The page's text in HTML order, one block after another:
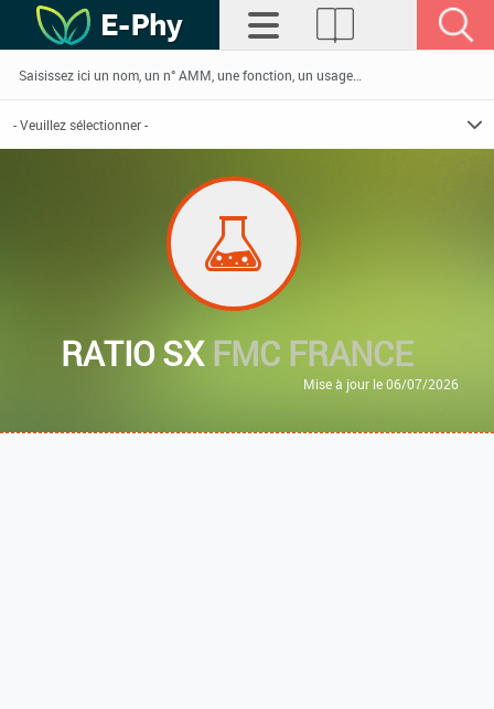
RATIO SXFMC FRANCE
Mise à jour le 06/07/2026